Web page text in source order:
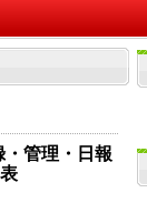
・管理・日報